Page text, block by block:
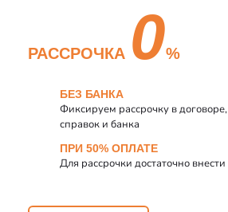
РАССРОЧКА 0%
БЕЗ БАНКА
Фиксируем рассрочку в договоре,
справок и банка
ПРИ 50% ОПЛАТЕ
Для рассрочки достаточно